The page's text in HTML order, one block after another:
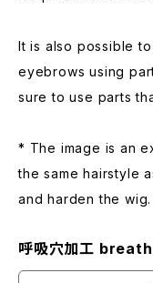
It is also possible
eyebrows using
sure to use parts
* The image is an
the same hairstyle
and harden the wig.
呼吸穴加工